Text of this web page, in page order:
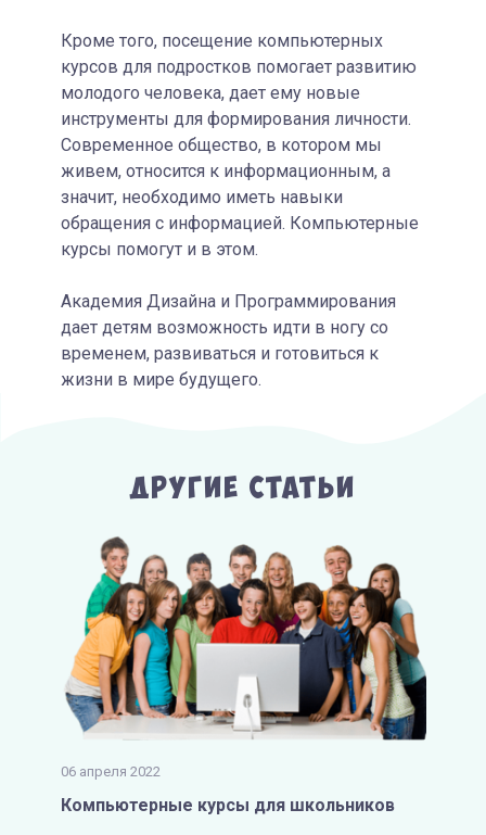
Кроме того, посещение компьютерных
курсов для подростков помогает развитию
молодого человека, дает ему новые
инструменты для формирования личности.
Современное общество, в котором мы
живем, относится к информационным, а
значит, необходимо иметь навыки
обращения с информацией. Компьютерные
курсы помогут и в этом.
Академия Дизайна и Программирования
дает детям возможность идти в ногу со
временем, развиваться и готовиться к
жизни в мире будущего.
Другие Статьи
06 апреля 2022
Компьютерные курсы для школьников